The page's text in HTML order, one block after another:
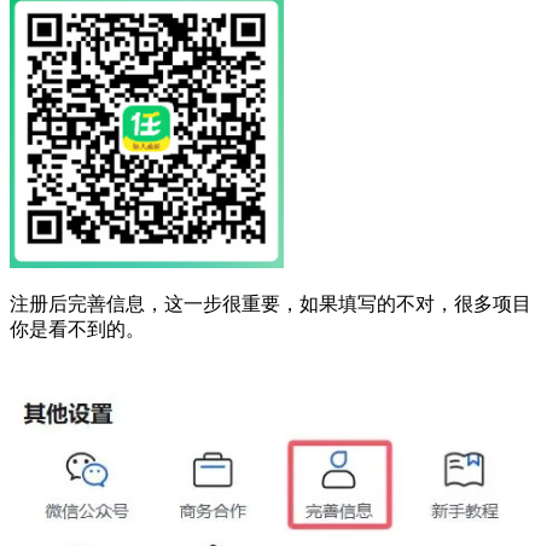
注册后完善信息，这一步很重要，如果填写的不对，很多项目
你是看不到的。